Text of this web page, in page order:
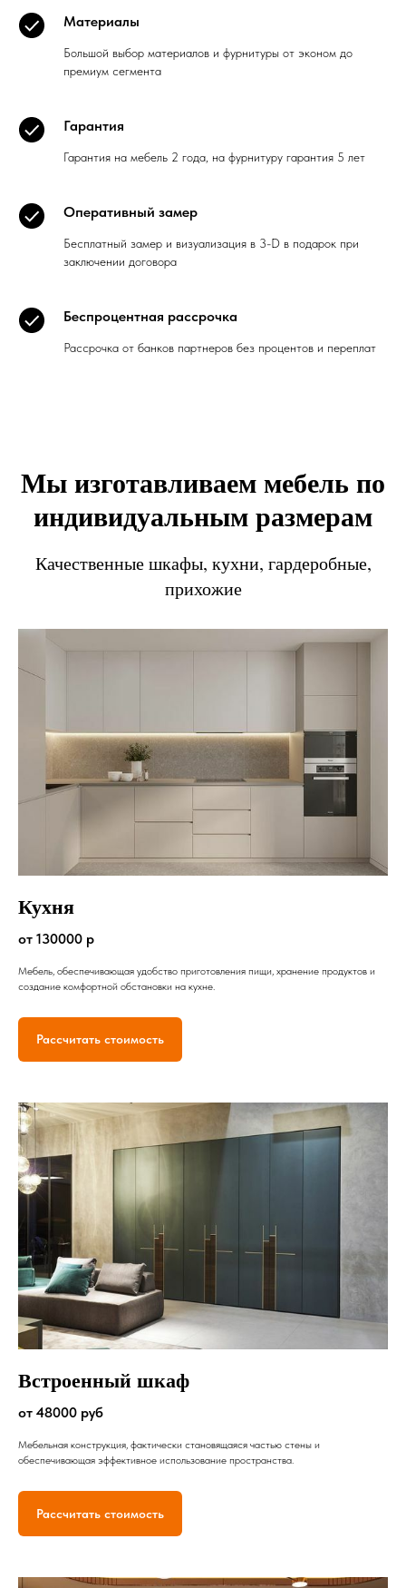
Материалы
Большой выбор материалов и фурнитуры от эконом до
премиум сегмента
Гарантия
Гарантия на мебель 2 года, на фурнитуру гарантия 5 лет
Оперативный замер
Бесплатный замер и визуализация в 3-D в подарок при
заключении договора
Беспроцентная рассрочка
Рассрочка от банков партнеров без процентов и переплат
Мы изготавливаем мебель по
индивидуальным размерам
Качественные шкафы, кухни, гардеробные,
прихожие
Кухня
от 130000 р
Мебель, обеспечивающая удобство приготовления пищи, хранение продуктов и
создание комфортной обстановки на кухне.
Рассчитать стоимость
Встроенный шкаф
от 48000 руб
Мебельная конструкция, фактически становящаяся частью стены и
обеспечивающая эффективное использование пространства.
Рассчитать стоимость